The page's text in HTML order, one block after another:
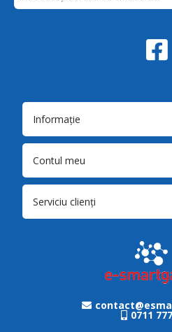
Informație
Contul meu
Serviciu clienți
0711